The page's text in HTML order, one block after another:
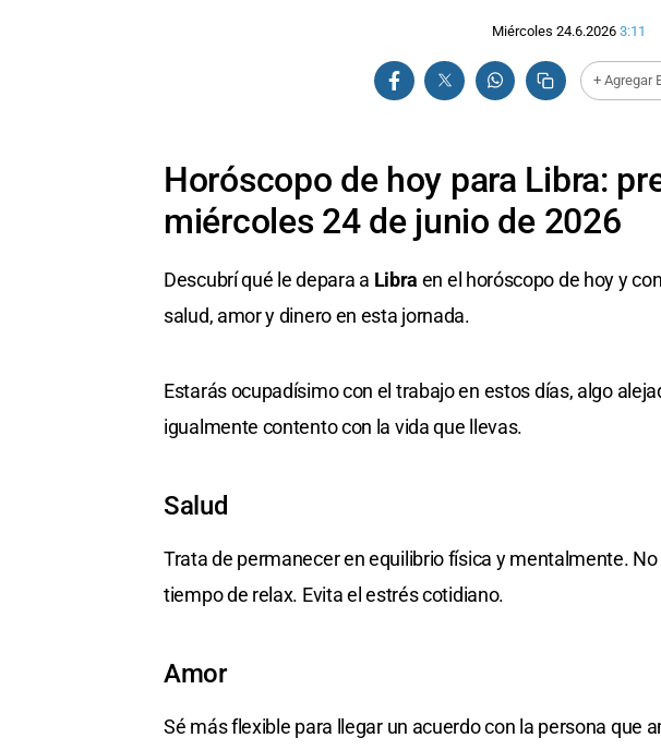
Miércoles 24.6.2026 3:11
+ Agregar
Horóscopo de hoy para Libra:
miércoles 24 de junio de 2026
Descubrí qué le depara a Libra en el horóscopo de hoy y
salud, amor y dinero en esta jornada.
Estarás ocupadísimo con el trabajo en estos días, algo
igualmente contento con la vida que llevas.
Salud
Trata de permanecer en equilibrio física y mentalmente.
tiempo de relax. Evita el estrés cotidiano.
Amor
Sé más flexible para llegar un acuerdo con la persona que